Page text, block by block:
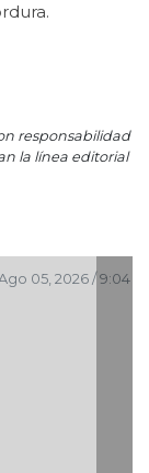
responsabilidad
la línea editorial